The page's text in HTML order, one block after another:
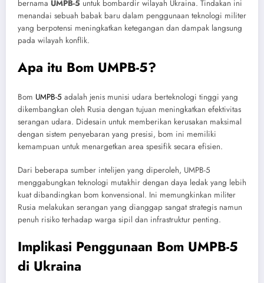
bernama UMPB-5 untuk bombardir wilayah Ukraina. Tindakan ini
menandai sebuah babak baru dalam penggunaan teknologi militer
yang berpotensi meningkatkan ketegangan dan dampak langsung
pada wilayah konflik.
Apa itu Bom UMPB-5?
Bom UMPB-5 adalah jenis munisi udara berteknologi tinggi yang
dikembangkan oleh Rusia dengan tujuan meningkatkan efektivitas
serangan udara. Didesain untuk memberikan kerusakan maksimal
dengan sistem penyebaran yang presisi, bom ini memiliki
kemampuan untuk menargetkan area spesifik secara efisien.
Dari beberapa sumber intelijen yang diperoleh, UMPB-5
menggabungkan teknologi mutakhir dengan daya ledak yang lebih
kuat dibandingkan bom konvensional. Ini memungkinkan militer
Rusia melakukan serangan yang dianggap sangat strategis namun
penuh risiko terhadap warga sipil dan infrastruktur penting.
Implikasi Penggunaan Bom UMPB-5
di Ukraina